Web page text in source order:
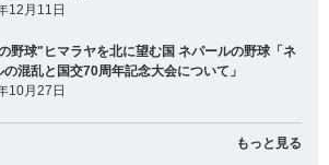
12月11日
野球"ヒマラヤを北に望む国 ネパールの野球「ネ
の混乱と国交70周年記念大会について」
10月27日
もっと見る